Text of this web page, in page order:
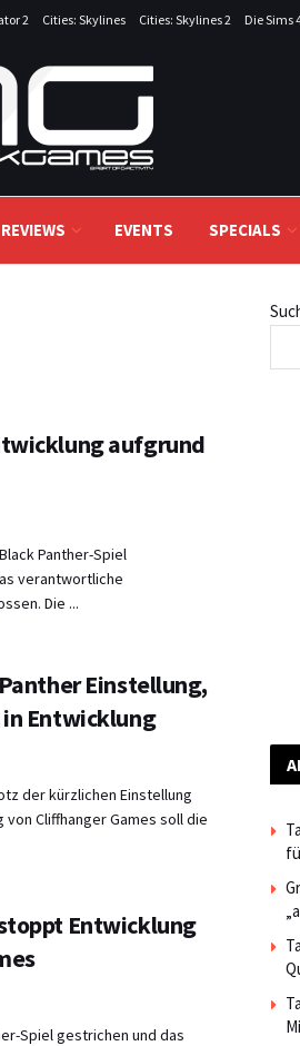
2 Cities: Skylines Cities: Skylines 2 Die Sims
REVIEWS EVENTS SPECIALS
aufgrund
Panther-Spiel
verantwortliche
Die ...
Einstellung,
Entwicklung
der kürzlichen Einstellung
Cliffhanger Games soll die
Entwicklung
Spiel gestrichen und das